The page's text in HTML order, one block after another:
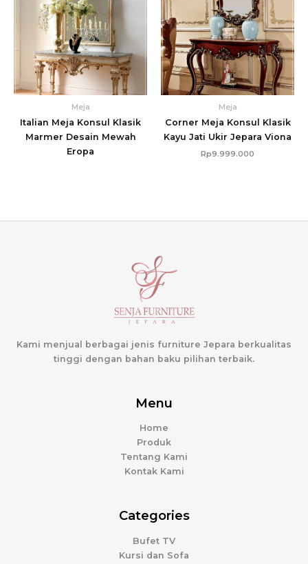
Meja
Italian Meja Konsul Klasik
Marmer Desain Mewah
Eropa
Meja
Corner Meja Konsul Klasik
Kayu Jati Ukir Jepara Viona
Rp9.999.000
Kami menjual berbagai jenis furniture Jepara berkualitas
tinggi dengan bahan baku pilihan terbaik.
Menu
Home
Produk
Tentang Kami
Kontak Kami
Categories
Bufet TV
Kursi dan Sofa